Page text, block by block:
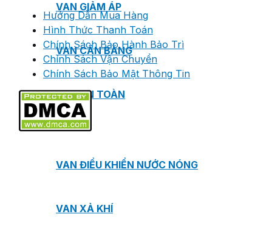
VAN GIẢM ÁP
VAN CÂN BẰNG
VAN AN TOÀN
VAN ĐIỀU KHIỂN NƯỚC NÓNG
VAN XẢ KHÍ
Hướng Dẫn Mua Hàng
Hình Thức Thanh Toán
Chính Sách Bảo Hành Bảo Trì
Chính Sách Vận Chuyển
Chính Sách Bảo Mật Thông Tin